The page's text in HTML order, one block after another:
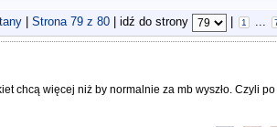
| Strona 79z 80| idź do strony 1 ...
chcą więcej niż by normalnie za mb wyszło. Czyli